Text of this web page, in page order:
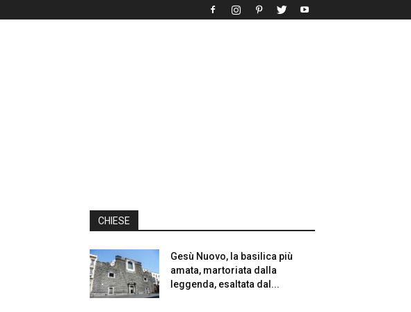
CHIESE
Gesù Nuovo, la basilica più
amata, martoriata dalla
leggenda, esaltata dal...